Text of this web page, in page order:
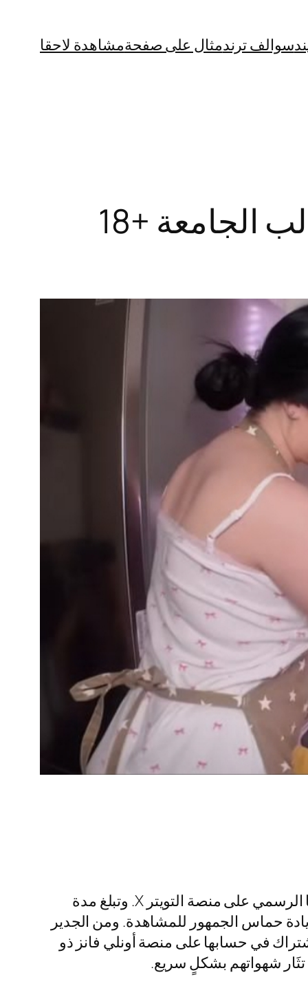
سوالف ترندمثال على صفحةمشاهدة لاحقا
“نار وشرار” فيديو ميرا النوري الخدامة مع طالب الجامعة +18
فيديو ميرا النوري الخدامة مع طالب الجامعة، الفيديو الجديد الذي شاركته ميرا العراقية عبر حسابها الرسمي على منصة التويتر X. وتبلغ مدة
ميرا ما يقارب 00:47 ثانية من فيلمها فقط لزيادة حماس الجمهور للمشاهدة. ومن الجدير
في حسابها على منصة أونلي فانز ذو